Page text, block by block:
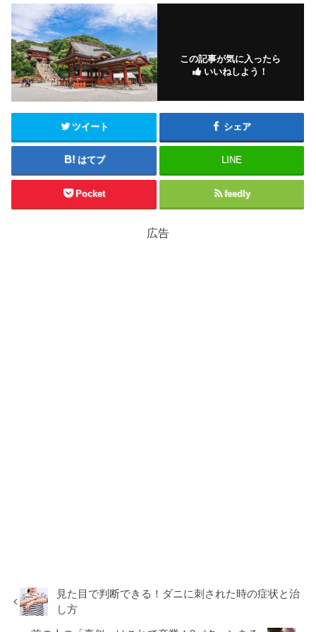
この記事が気に入ったら
いいねしよう！
ツイート シェア
はてブ LINE
Pocket feedly
広告
見た目で判断できる！ダニに刺された時の症状と治
し方